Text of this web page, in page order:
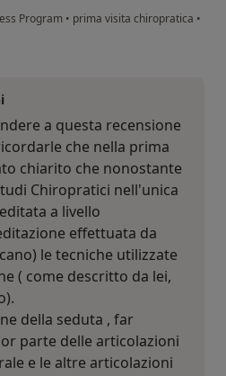
Program • prima visita chiropratica •
a questa recensione
che nella prima
chiarito che nonostante
Chiropratici nell'unica
a livello
effettuata da
le tecniche utilizzate
( come descritto da lei,
della seduta , far
parte delle articolazioni
e le altre articolazioni